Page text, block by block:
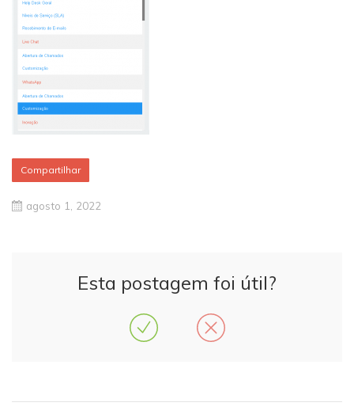
Compartilhar
agosto 1, 2022
Esta postagem foi útil?